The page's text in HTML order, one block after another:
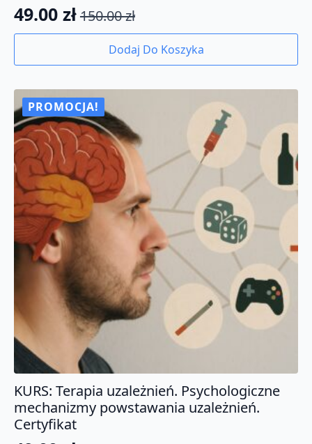
150.00zł
Pierwotna
wynosiła:
150.00 zł.
49.00 zł
Aktualna
wynosi:
49.00 zł.
Dodaj Do Koszyka
PROMOCJA!
KURS: Terapia uzależnień. Psychologiczne
mechanizmy powstawania uzależnień.
Certyfikat